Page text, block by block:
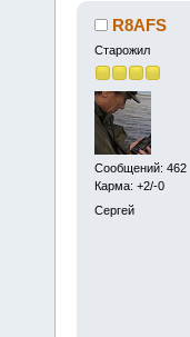
R8AFS
Старожил
Сообщений: 462
Карма: +2/-0
Сергей